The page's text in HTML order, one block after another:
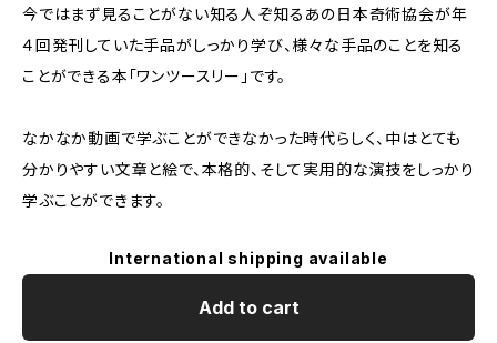
今ではまず見ることがない知る人ぞ知るあの日本奇術協会が年
４回発刊していた手品がしっかり学び、様々な手品のことを知る
ことができる本「ワンツースリー」です。
なかなか動画で学ぶことができなかった時代らしく、中はとても
分かりやすい文章と絵で、本格的、そして実用的な演技をしっかり
学ぶことができます。
International shipping available
Add to cart